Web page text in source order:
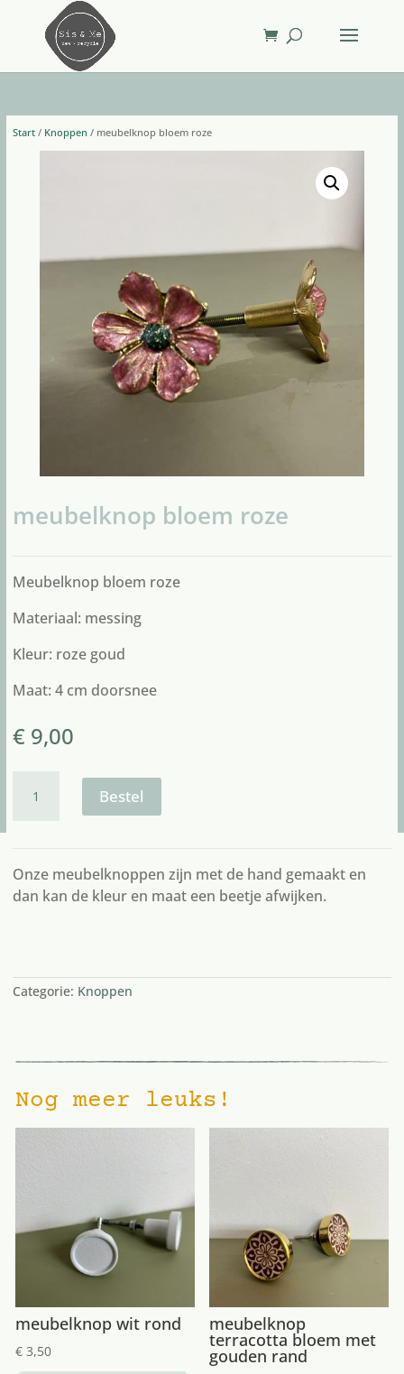
Start/ Knoppen / meubelknop bloem roze
meubelknop bloem roze
Meubelknop bloem roze
Materiaal: messing
Kleur: roze goud
Maat: 4 cm doorsnee
€9,00
meubelknop
bloem Bestel
Onze meubelknoppen zijn met de hand gemaakt en
dan kan de kleur en maat een beetje afwijken.
Categorie: Knoppen
Nog meer leuks!
meubelknop wit rond
€3,50
meubelknop
terracotta bloem met
gouden rand